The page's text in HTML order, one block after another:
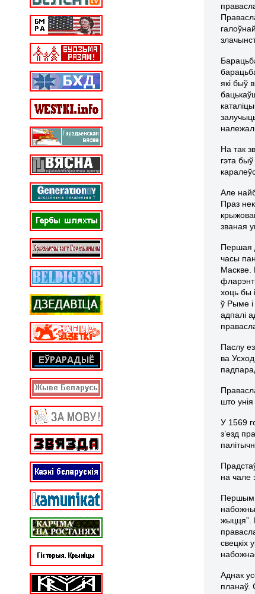
які быў
На так
гэта
Але
Праз
званая
Першая
часы
Маскве.
хоць бы
ў Рыме
адпалі
Паслу
ва
што
У 1569
з’езд
на чале
Першым
жыцця”.
свецкіх
Аднак
планаў.